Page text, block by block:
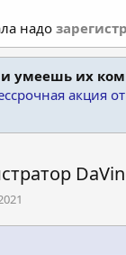
надо
умеешь их
акция